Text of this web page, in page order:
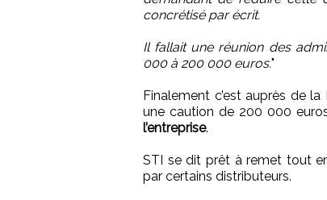
concrétisé par écrit.
Il fallait une réunion des
000 à 200 000 euros."
Finalement c’est auprès de
une caution de 200 000
l’entreprise.
STI se dit prêt à remet tout
par certains distributeurs.